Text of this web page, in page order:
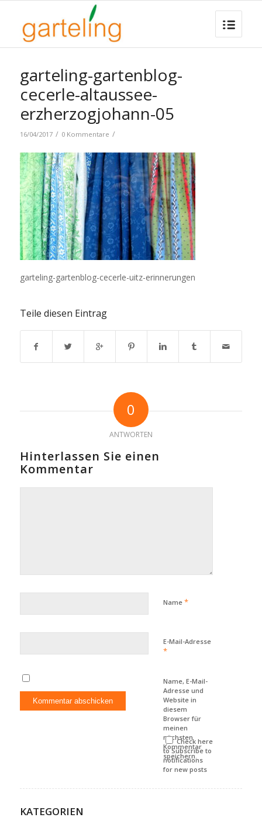
garteling-gartenblog-
cecerle-altaussee-
erzherzogjohann-05
16/04/2017 / 0 Kommentare /
garteling-gartenblog-cecerle-uitz-erinnerungen
Teile diesen Eintrag
0
ANTWORTEN
Hinterlassen Sie einen
Kommentar
Name *
E-Mail-Adresse
*
Name, E-Mail-
Adresse und
Website in
diesem
Browser für
meinen
nächsten
Kommentar
speichern.
Check here
to Subscribe to
notifications
for new posts
KATEGORIEN